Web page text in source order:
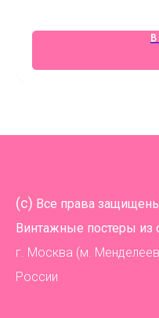
В
(c) Все права
Винтажные постеры из
г. Москва (м.
России